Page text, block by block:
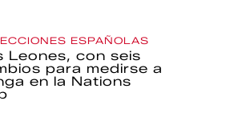
ESPAÑOLAS
Leones, con seis
para medirse a
en la Nations